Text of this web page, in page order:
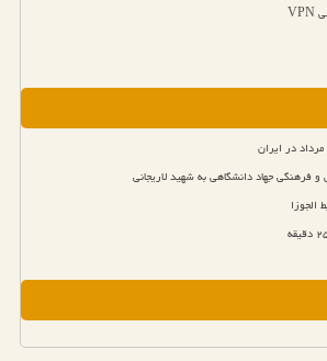
در ایران
فرهنگی جهاد دانشگاهی به شهید لاریجانی
الجوزا